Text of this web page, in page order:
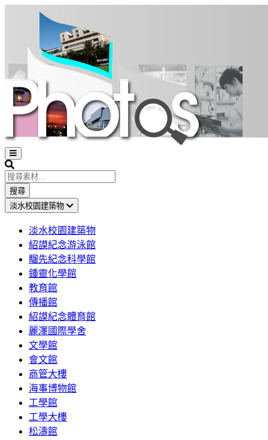
Open
sidebar
Search
搜尋
淡水校園建築物
淡水校園建築物
紹謨紀念游泳館
騮先紀念科學館
鍾靈化學館
教育館
傳播館
紹謨紀念體育館
麗澤國際學舍
文學館
會文館
商管大樓
海事博物館
工學館
工學大樓
松濤館